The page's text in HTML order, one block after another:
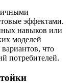
эффектами.
навыков или
моделей
что
потребителей.